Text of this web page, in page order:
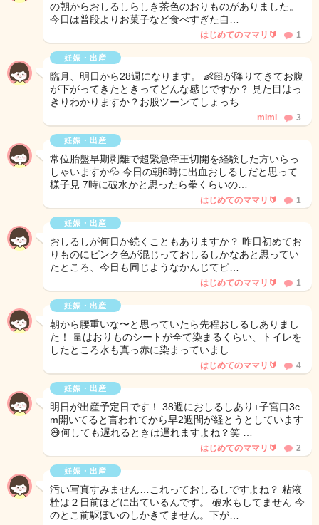
の朝からおしるしらしき茶色のおりものがありました。
今日は普段よりお菓子など食べすぎた自…
はじめてのママリ🔰 1
妊娠・出産
臨月、明日から28週になります。 👶🏻が降りてきてお腹
が下がってきたときってどんな感じですか？ 見た目はっ
きりわかりますか？お股ツーンてしょっち…
mimi 3
妊娠・出産
常位胎盤早期剥離で超緊急帝王切開を経験した方いらっ
しゃいますか💦 今日の朝6時に出血おしるしだと思って
様子見 7時に破水かと思ったら拳くらいの…
はじめてのママリ🔰 1
妊娠・出産
おしるしが何日か続くこともありますか？ 昨日初めてお
りものにピンク色が混じっておしるしかなあと思ってい
たところ、今日も同じようなかんじてピ…
はじめてのママリ🔰 1
妊娠・出産
朝から腰重いな〜と思っていたら先程おしるしありまし
た！ 量はおりものシートが全て染まるくらい、トイレを
したところ水も真っ赤に染まっていまし…
はじめてのママリ🔰 4
妊娠・出産
明日が出産予定日です！ 38週におしるしあり+子宮口3c
m開いてると言われてから早2週間が経とうとしています
😅何しても遅れるときは遅れますよね？笑 …
はじめてのママリ🔰 2
妊娠・出産
汚い写真すみません…これっておしるしですよね？ 粘液
栓は２日前ほどに出ているんです。 破水もしてません 今
のとこ前駆ぽいのしかきてません。下が…